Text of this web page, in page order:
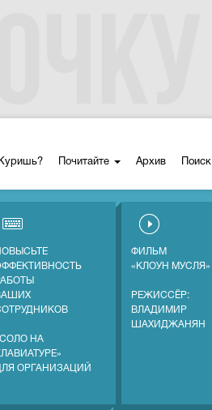
Куришь? Почитайте Архив Поиск
НА
ОРГАНИЗАЦИЙ
ФИЛЬМ
«КЛОУН МУСЛЯ»
РЕЖИССЁР:
ВЛАДИМИР
ШАХИДЖАНЯН